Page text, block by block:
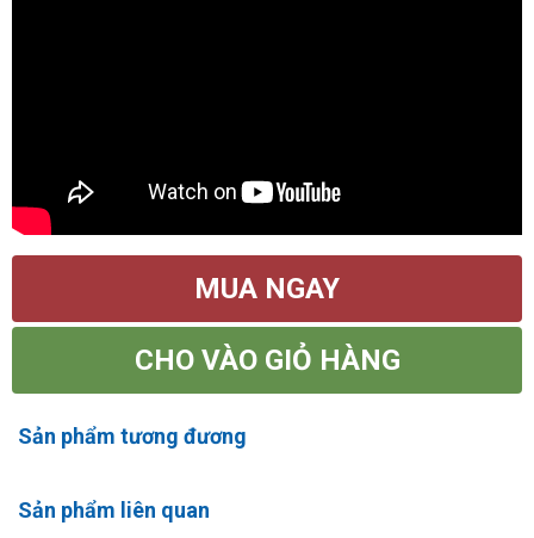
MUA NGAY
CHO VÀO GIỎ HÀNG
Sản phẩm tương đương
Sản phẩm liên quan